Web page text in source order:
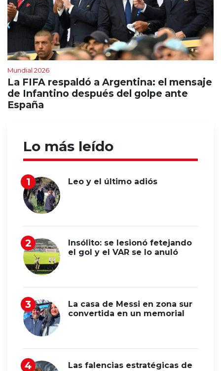
Mundial 2026
La FIFA respaldó a Argentina: el mensaje
de Infantino después del golpe ante
España
Lo más leído
Leo y el último adiós
Insólito: se lesionó fetejando
el gol y el VAR se lo anuló
La casa de Messi en zona sur
convertida en un memorial
Las falencias estratégicas de